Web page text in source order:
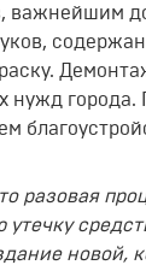
важнейшим
нужд
разовая
новой,